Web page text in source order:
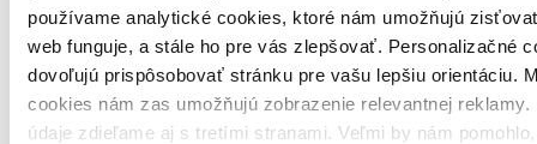
používame analytické cookies, ktoré nám umožňujú
web funguje, a stále ho pre vás zlepšovať. Personalizačné
dovoľujú prispôsobovať stránku pre vašu lepšiu orientáciu.
cookies nám zas umožňujú zobrazenie relevantnej reklamy.
údaje zdieľame aj s tretími stranami. Veľmi by nám
Vypredané
Ach, mrzí nás to, z tejto knihy sa už predali všetky výtlačky a
nemáme ju na sklade my ani vydavateľ :( Teoreticky však
môžete mať šťastie v niektorých iných obchodoch, ktoré ešte
nepredali posledné kusy.